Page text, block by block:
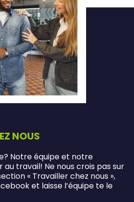
NOUS
Notre équipe et notre
au travail! Ne nous crois pas sur
« Travailler chez nous »,
et laisse l’équipe te le